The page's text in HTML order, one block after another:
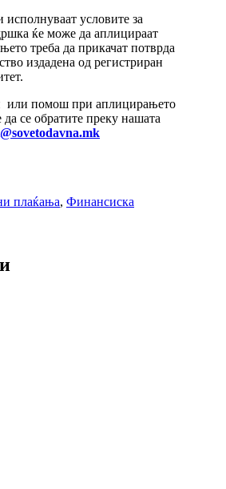
исполнуваат условите за
ќе може да аплицираат
треба да прикачат потврда
издадена од регистриран
или помош при аплицирањето
се обратите преку нашата
плаќања, Финансиска